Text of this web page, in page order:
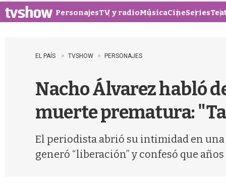
u
PersonajesTV y radioMúsicaCineSeries
EL PAÍS TVSHOW PERSONAJES
Nacho Álvarez habló
muerte prematura:
El periodista abrió su intimidad en
generó “liberación” y confesó que